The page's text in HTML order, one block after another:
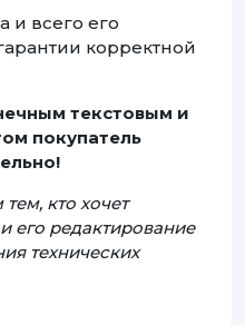
и всего его
корректной
текстовым и
покупатель
кто хочет
его редактирование
технических